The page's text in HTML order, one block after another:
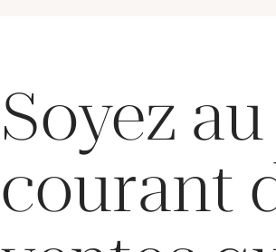
Soyez au
courant